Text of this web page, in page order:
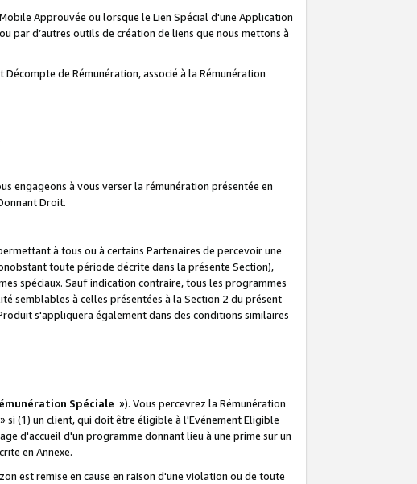
Approuvée ou lorsque le Lien Spécial d'une Application
par d’autres outils de création de liens que nous mettons à
de Rémunération, associé à la Rémunération
engageons à vous verser la rémunération présentée en
Droit.
à tous ou à certains Partenaires de percevoir une
toute période décrite dans la présente Section),
spéciaux. Sauf indication contraire, tous les programmes
semblables à celles présentées à la Section 2 du présent
s'appliquera également dans des conditions similaires
Spéciale »). Vous percevrez la Rémunération
» si (1) un client, qui doit être éligible à l'Evénement Eligible
d'accueil d'un programme donnant lieu à une prime sur un
en Annexe.
est remise en cause en raison d'une violation ou de toute